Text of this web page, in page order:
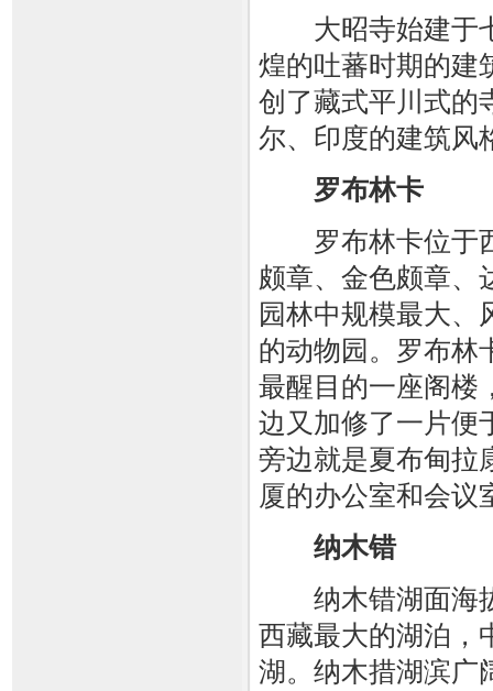
大昭寺始建于七
煌的吐蕃时期的建
创了藏式平川式的
尔、印度的建筑风
罗布林卡
罗布林卡位于西
颇章、金色颇章、
园林中规模最大、
的动物园。罗布林
最醒目的一座阁楼
边又加修了一片便
旁边就是夏布甸拉
厦的办公室和会议
纳木错
纳木错湖面海拔
西藏最大的湖泊，
湖。纳木措湖滨广